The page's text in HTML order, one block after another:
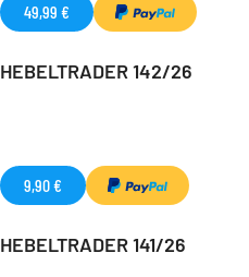
49,99 €
HEBELTRADER 142/26
9,90 €
HEBELTRADER 141/26